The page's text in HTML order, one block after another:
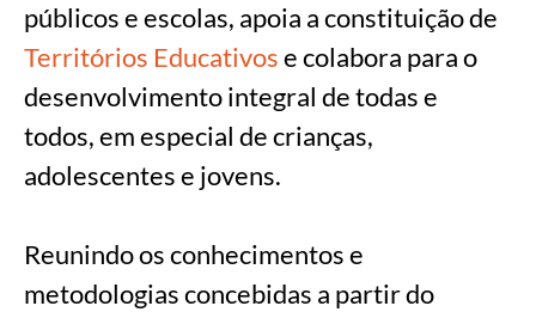
públicos e escolas, apoia a constituição de
Territórios Educativose colabora para o
desenvolvimento integral de todas e
todos, em especial de crianças,
adolescentes e jovens.
Reunindo os conhecimentos e
metodologias concebidas a partir do